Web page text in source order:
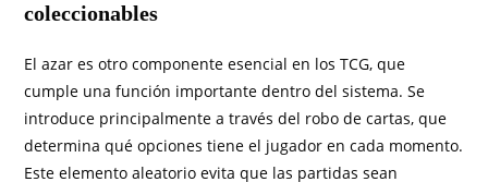
coleccionables
El azar es otro componente esencial en los TCG, que
cumple una función importante dentro del sistema. Se
introduce principalmente a través del robo de cartas, que
determina qué opciones tiene el jugador en cada momento.
Este elemento aleatorio evita que las partidas sean